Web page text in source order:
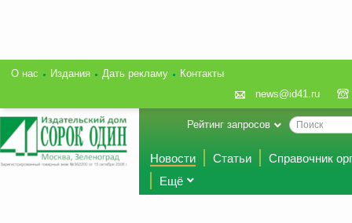
О нас Издания Дать рекламу
Контакты
news@id41.ru
Рейтинг запросов
Новости Статьи
Справочник
Ещё